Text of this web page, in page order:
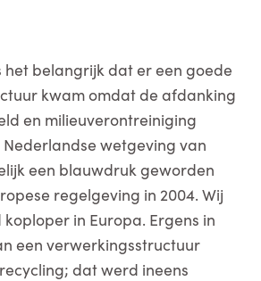
het belangrijk dat er een goede
kwam omdat de afdanking
en milieuverontreiniging
wetgeving van
een blauwdruk geworden
regelgeving in 2004. Wij
in Europa. Ergens in
een verwerkingsstructuur
dat werd ineens